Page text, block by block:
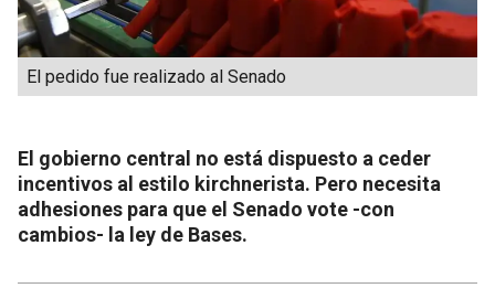
El pedido fue realizado al Senado
El gobierno central no está dispuesto a ceder
incentivos al estilo kirchnerista. Pero necesita
adhesiones para que el Senado vote -con
cambios- la ley de Bases.